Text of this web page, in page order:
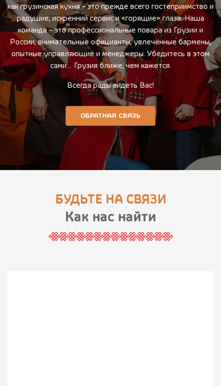
как грузинская кухня – это прежде всего гостеприимство и
радушие, искренний сервис и «горящие» глаза. Наша
команда – это профессиональные повара из Грузии и
России, внимательные официанты, увлечённые бармены,
опытные управляющие и менеджеры. Убедитесь в этом
сами… Грузия ближе, чем кажется.
Всегда рады видеть Вас!
ОБРАТНАЯ СВЯЗЬ
БУДЬТЕ НА СВЯЗИ
Как нас найти